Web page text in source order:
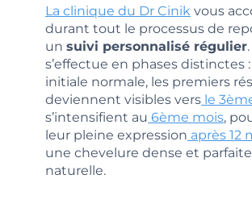
La clinique du Dr Cinik vous
durant tout le processus de
un suivi personnalisé régulier
s’effectue en phases distinctes
initiale normale, les premiers
deviennent visibles vers le
s’intensifient au 6ème mois,
leur pleine expression après 12
une chevelure dense et
naturelle.